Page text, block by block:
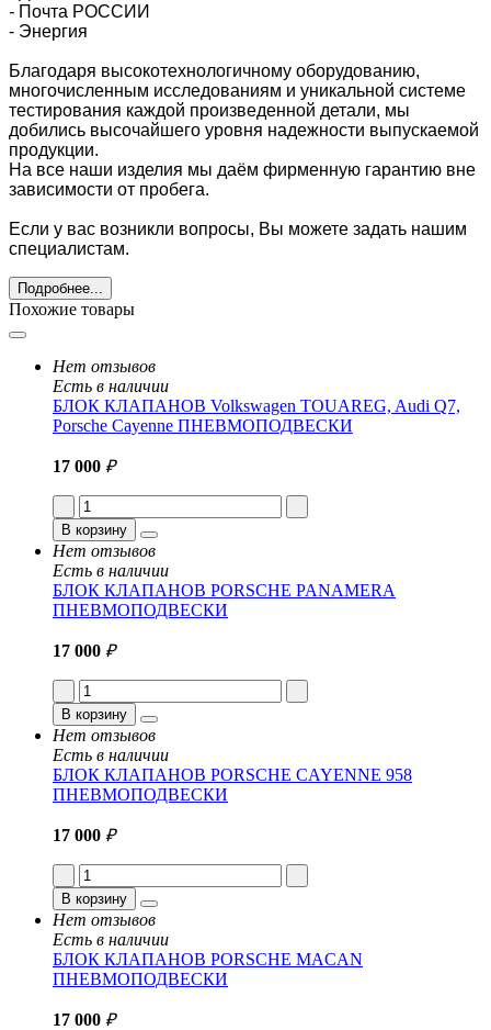
- Почта РОССИИ
- Энергия
Благодаря высокотехнологичному оборудованию,
многочисленным исследованиям и уникальной системе
тестирования каждой произведенной детали, мы
добились высочайшего уровня надежности выпускаемой
продукции.
На все наши изделия мы даём фирменную гарантию вне
зависимости от пробега.
Если у вас возникли вопросы, Вы можете задать нашим
специалистам.
Подробнее...
Похожие товары
Нет отзывов
Есть в наличии
БЛОК КЛАПАНОВ Volkswagen TOUAREG, Audi Q7,
Porsche Cayenne ПНЕВМОПОДВЕСКИ
17 000 ₽
В корзину
Нет отзывов
Есть в наличии
БЛОК КЛАПАНОВ PORSCHE PANAMERA
ПНЕВМОПОДВЕСКИ
17 000 ₽
В корзину
Нет отзывов
Есть в наличии
БЛОК КЛАПАНОВ PORSCHE CAYENNE 958
ПНЕВМОПОДВЕСКИ
17 000 ₽
В корзину
Нет отзывов
Есть в наличии
БЛОК КЛАПАНОВ PORSCHE MACAN
ПНЕВМОПОДВЕСКИ
17 000 ₽